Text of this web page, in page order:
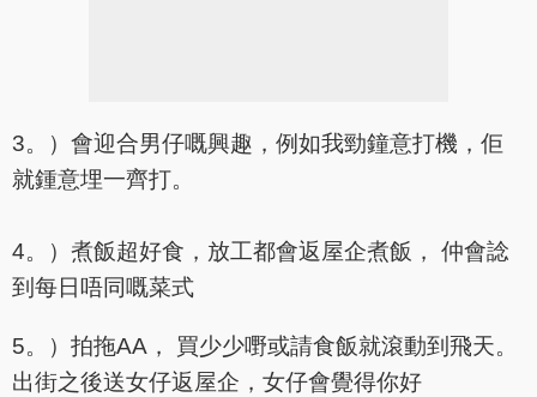
3。）會迎合男仔嘅興趣，例如我勁鐘意打機，佢
就鍾意埋一齊打。
4。）煮飯超好食，放工都會返屋企煮飯， 仲會諗
到每日唔同嘅菜式
5。）拍拖AA， 買少少嘢或請食飯就滾動到飛天。
出街之後送女仔返屋企，女仔會覺得你好